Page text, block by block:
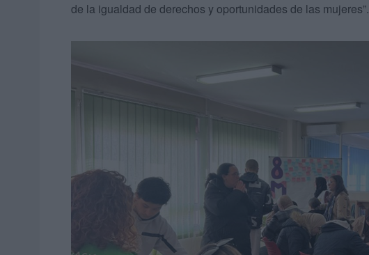
de la igualdad de derechos y oportunidades de las mujeres”.